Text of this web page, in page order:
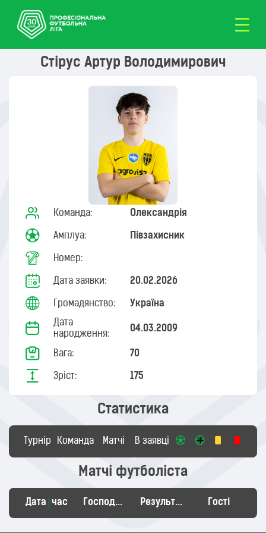
Стірус Артур Володимирович
Команда: Олександрія
Амплуа: Півзахисник
Номер:
Дата заявки: 20.02.2026
Громадянство: Україна
Дата
народження:
04.03.2009
Вага: 70
Зріст: 175
Статистика
Турнір Команда Матчі В заявці
Матчі футболіста
Дата час Господарі Результат Гості